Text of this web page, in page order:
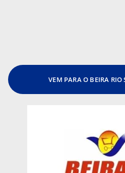
VEM PARA O BEIRA RIO